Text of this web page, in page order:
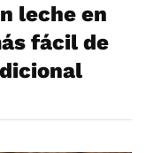
leche en
fácil de